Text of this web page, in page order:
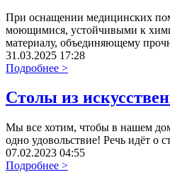
При оснащении медицинских
моющимися, устойчивыми к
материалу, объединяющему
31.03.2025 17:28
Подробнее >
Столы из
Мы все хотим, чтобы в нашем
одно удовольствие! Речь идёт о
07.02.2023 04:55
Подробнее >